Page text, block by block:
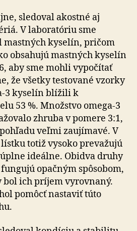
sledoval akostné aj
V laboratóriu sme
kyselín, pričom
obsahujú mastných kyselín
aby sme mohli vypočítať
že všetky testované vzorky
3 kyselín blížili k
53 %. Množstvo omega-3
zhruba v pomere 3:1,
veľmi zaujímavé. V
totiž vysoko prevažujú
ideálne. Obidva druhy
opačným spôsobom,
bol ich príjem vyrovnaný.
pomôcť nastaviť túto